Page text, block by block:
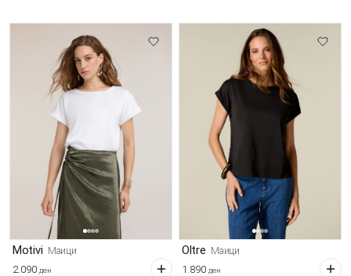
Motivi Маици
2.090 ден
Oltre Маици
1.890 ден